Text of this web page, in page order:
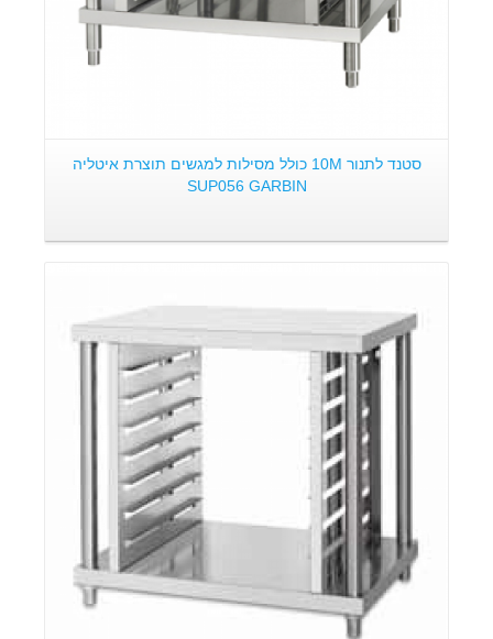
סטנד לתנור 10M כולל מסילות למגשים תוצרת איטליה
SUP056 GARBIN